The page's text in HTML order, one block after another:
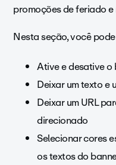
promoções de feriado e
Nesta seção, você
Ative e desative o
Deixar um texto e
Deixar um URL
direcionado
Selecionar cores
os textos do